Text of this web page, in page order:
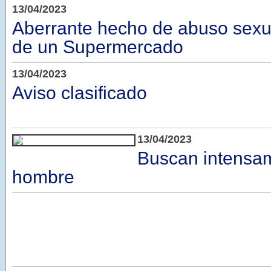
13/04/2023
Aberrante hecho de abuso
de un Supermercado
13/04/2023
Aviso clasificado
13/04/2023
Buscan
hombre